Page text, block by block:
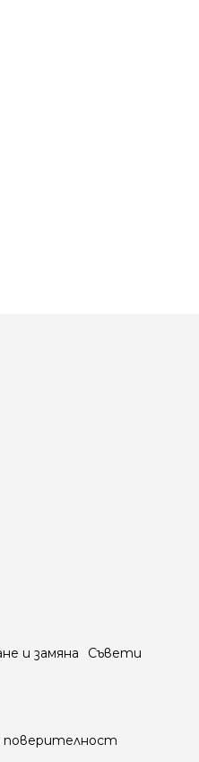
и замяна Съвети
поверителност